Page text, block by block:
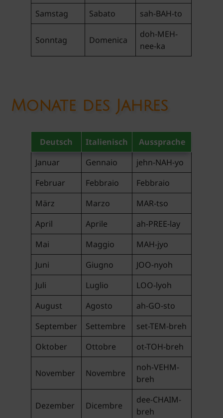
Samstag
Sabato sah-BAH-to
Sonntag Domenica
doh-MEH-
nee-ka
Monate des Jahres
Deutsch Italienisch
Aussprache
Januar
Gennaio
jehn-NAH-yo
Februar
Febbraio
Febbraio
März
Marzo
MAR-tso
April
Aprile
ah-PREE-lay
Mai
Maggio
MAH-jyo
Juni
Giugno
JOO-nyoh
Juli
Luglio
LOO-lyoh
August
Agosto
ah-GO-sto
September
Settembre
set-TEM-breh
Oktober
Ottobre ot-TOH-breh
November Novembre
noh-VEHM-
breh
Dezember Dicembre
dee-CHAIM-
breh